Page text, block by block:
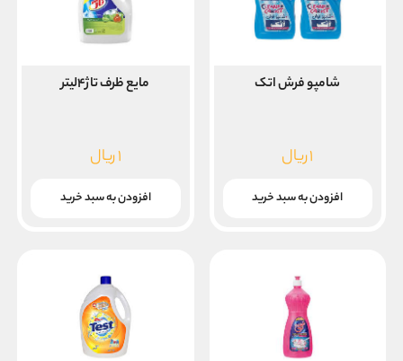
شامپو فرش اتک
۱ریال
افزودن به سبد خرید
مایع ظرف تاژ۴لیتر
۱ریال
افزودن به سبد خرید